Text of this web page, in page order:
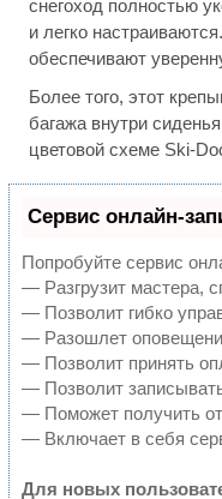
снегоход полностью
и легко
обеспечивают
Более того, этот
багажа внутри
цветовой схеме Ski-
Сервис онлайн-
Попробуйте сервис
— Разгрузит мастера,
— Позволит гибко
— Разошлет
— Позволит принять
— Позволит
— Поможет получить
— Включает в себя
Для новых